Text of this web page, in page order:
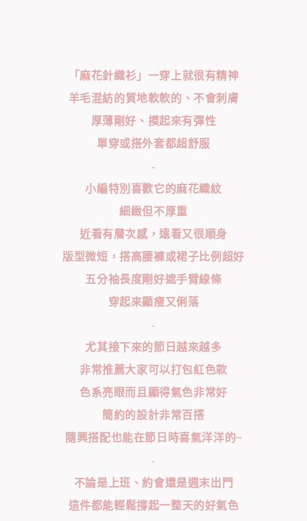
「麻花針織衫」一穿上就很有精神
羊毛混紡的質地軟軟的、不會刺膚
厚薄剛好、摸起來有彈性
單穿或搭外套都超舒服
-
小編特別喜歡它的麻花織紋
細緻但不厚重
近看有層次感，遠看又很順身
版型微短，搭高腰褲或裙子比例超好
五分袖長度剛好遮手臂線條
穿起來顯瘦又俐落
-
尤其接下來的節日越來越多
非常推薦大家可以打包紅色款
色系亮眼而且顯得氣色非常好
簡約的設計非常百撘
隨興搭配也能在節日時喜氣洋洋的~
-
不論是上班、約會還是週末出門
這件都能輕鬆撐起一整天的好氣色